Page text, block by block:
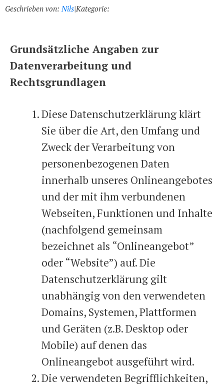
Geschrieben von: Nils|Kategorie:
Grundsätzliche Angaben zur
Datenverarbeitung und
Rechtsgrundlagen
Diese Datenschutzerklärung klärt
Sie über die Art, den Umfang und
Zweck der Verarbeitung von
personenbezogenen Daten
innerhalb unseres Onlineangebotes
und der mit ihm verbundenen
Webseiten, Funktionen und Inhalte
(nachfolgend gemeinsam
bezeichnet als “Onlineangebot”
oder “Website”) auf. Die
Datenschutzerklärung gilt
unabhängig von den verwendeten
Domains, Systemen, Plattformen
und Geräten (z.B. Desktop oder
Mobile) auf denen das
Onlineangebot ausgeführt wird.
Die verwendeten Begrifflichkeiten,